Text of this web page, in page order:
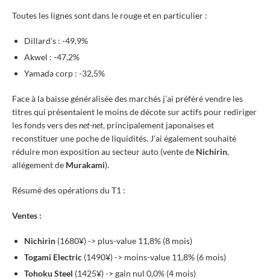
Toutes les lignes sont dans le rouge et en particulier :
Dillard’s : -49,9%
Akwel : -47,2%
Yamada corp : -32,5%
Face à la baisse généralisée des marchés j’ai préféré vendre les
titres qui présentaient le moins de décote sur actifs pour rediriger
les fonds vers desnet-net, principalement japonaises et
reconstituer une poche de liquidités. J’ai également souhaité
réduire mon exposition au secteur auto (vente de Nichirin,
allégement de Murakami).
Résumé des opérations du T1 :
Ventes :
Nichirin (1680¥) -> plus-value 11,8% (8 mois)
Togami Electric (1490¥) -> moins-value 11,8% (6 mois)
Tohoku Steel (1425¥) -> gain nul 0,0% (4 mois)